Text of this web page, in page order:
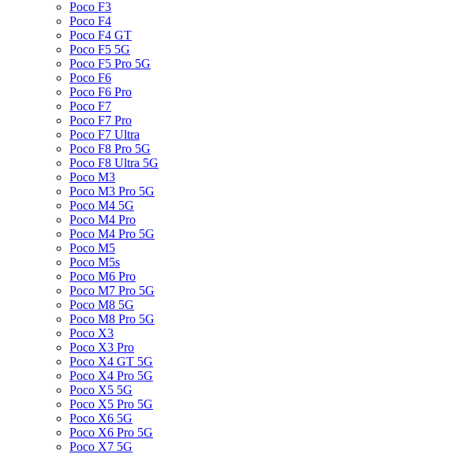
Poco F3
Poco F4
Poco F4 GT
Poco F5 5G
Poco F5 Pro 5G
Poco F6
Poco F6 Pro
Poco F7
Poco F7 Pro
Poco F7 Ultra
Poco F8 Pro 5G
Poco F8 Ultra 5G
Poco M3
Poco M3 Pro 5G
Poco M4 5G
Poco M4 Pro
Poco M4 Pro 5G
Poco M5
Poco M5s
Poco M6 Pro
Poco M7 Pro 5G
Poco M8 5G
Poco M8 Pro 5G
Poco X3
Poco X3 Pro
Poco X4 GT 5G
Poco X4 Pro 5G
Poco X5 5G
Poco X5 Pro 5G
Poco X6 5G
Poco X6 Pro 5G
Poco X7 5G